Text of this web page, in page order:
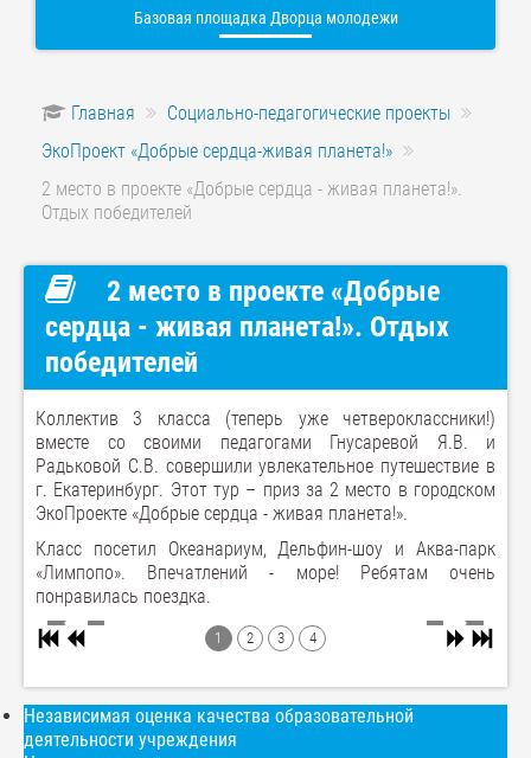
Базовая площадка Дворца молодежи
Главная
Социально-педагогические проекты
ЭкоПроект «Добрые сердца-живая планета!»
2 место в проекте «Добрые сердца - живая планета!».
Отдых победителей
2 место в проекте «Добрые
сердца - живая планета!». Отдых
победителей
Коллектив 3 класса (теперь уже четвероклассники!)
вместе со своими педагогами Гнусаревой Я.В. и
Радьковой С.В. совершили увлекательное путешествие в
г. Екатеринбург. Этот тур – приз за 2 место в городском
ЭкоПроекте «Добрые сердца - живая планета!».
Класс посетил Океанариум, Дельфин-шоу и Аква-парк
«Лимпопо». Впечатлений - море! Ребятам очень
понравилась поездка.
1 2 3 4
Независимая оценка качества образовательной
деятельности учреждения